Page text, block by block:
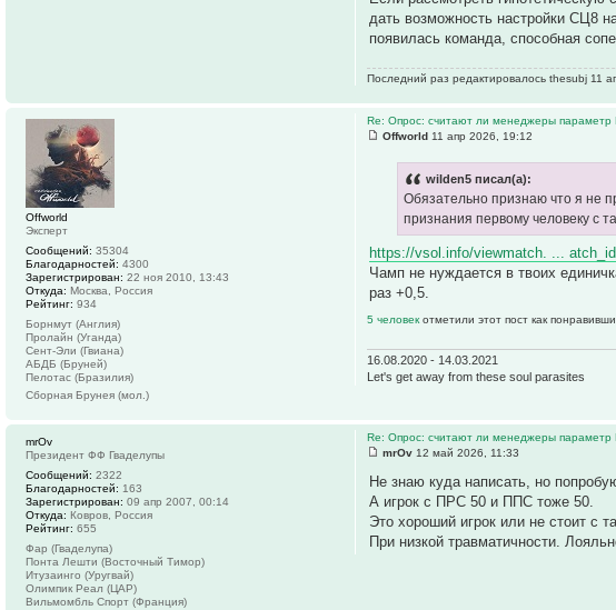
дать возможность настройки СЦ8
появилась команда, способная
Последний раз редактировалось thesubj 11
Re: Опрос: считают ли менеджеры
Offworld 11 апр 2026, 19:12
wilden5 писал(а):
Обязательно признаю что я не
признания первому человеку с
https://vsol.info/viewmatch. ...
Чамп не нуждается в твоих
раз +0,5.
5 человекотметили этот пост как
16.08.2020 - 14.03.2021
Let's get away from these soul parasites
Offworld
Эксперт
Сообщений: 35304
Благодарностей: 4300
Зарегистрирован: 22 ноя 2010, 13:43
Откуда: Москва, Россия
Рейтинг: 934
Борнмут (Англия)
Пролайн (Уганда)
Сент-Эли (Гвиана)
АБДБ (Бруней)
Пелотас (Бразилия)
Сборная Брунея (мол.)
Re: Опрос: считают ли менеджеры параметр
mrOv 12 май 2026, 11:33
Не знаю куда написать, но
А игрок с ПРС 50 и ППС тоже 50.
Это хороший игрок или не стоит с
При низкой травматичности.
mrOv
Президент ФФ Гваделупы
Сообщений: 2322
Благодарностей: 163
Зарегистрирован: 09 апр 2007, 00:14
Откуда: Ковров, Россия
Рейтинг: 655
Фар (Гваделупа)
Понта Лешти (Восточный Тимор)
Итузаинго (Уругвай)
Олимпик Реал (ЦАР)
Вильмомбль Спорт (Франция)